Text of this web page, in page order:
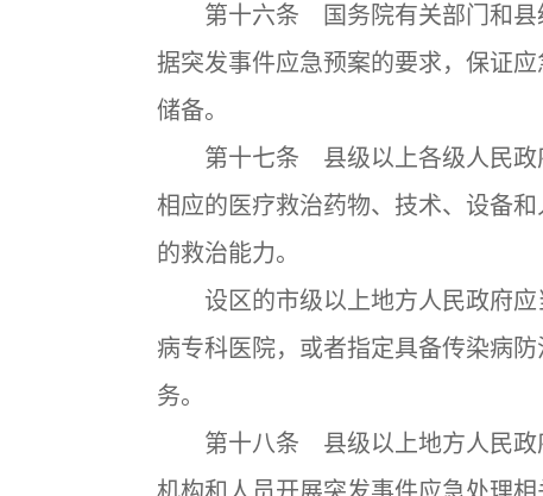
第十六条 国务院有关部门和县
据突发事件应急预案的要求，保证
储备。
第十七条 县级以上各级人民政
相应的医疗救治药物、技术、设备
的救治能力。
设区的市级以上地方人民政府应
病专科医院，或者指定具备传染病
务。
第十八条 县级以上地方人民政